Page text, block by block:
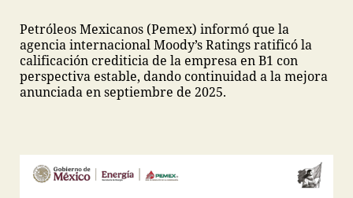
Petróleos Mexicanos (Pemex) informó que la
agencia internacional Moody’s Ratings ratificó la
calificación crediticia de la empresa en B1 con
perspectiva estable, dando continuidad a la mejora
anunciada en septiembre de 2025.